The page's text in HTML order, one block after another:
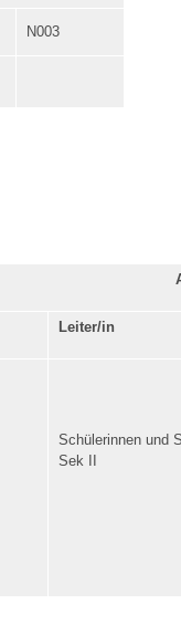
N003
Leiter/in
Schülerinnen und
Sek II